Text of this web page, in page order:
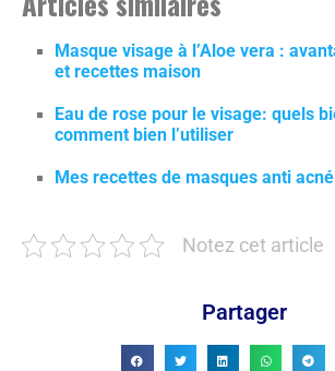
Masque visage à l’Aloe vera :
et recettes maison
Eau de rose pour le visage: quels
comment bien l’utiliser
Mes recettes de masques anti
Notez cet article
Partager